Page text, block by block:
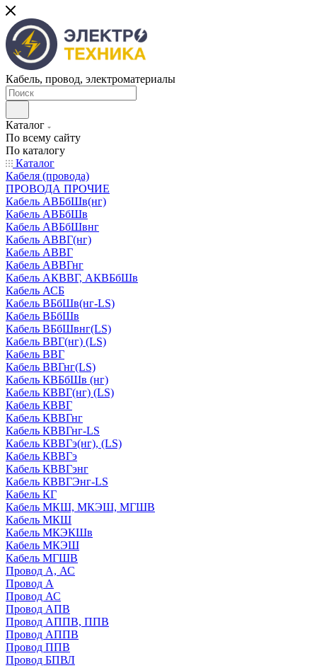
Кабель, провод, электроматериалы
Каталог
По всему сайту
По каталогу
Каталог
Кабеля (провода)
ПРОВОДА ПРОЧИЕ
Кабель АВБбШв(нг)
Кабель АВБбШв
Кабель АВБбШвнг
Кабель АВВГ(нг)
Кабель АВВГ
Кабель АВВГнг
Кабель АКВВГ, АКВБбШв
Кабель АСБ
Кабель ВБбШв(нг-LS)
Кабель ВБбШв
Кабель ВБбШвнг(LS)
Кабель ВВГ(нг) (LS)
Кабель ВВГ
Кабель ВВГнг(LS)
Кабель КВБбШв (нг)
Кабель КВВГ(нг) (LS)
Кабель КВВГ
Кабель КВВГнг
Кабель КВВГнг-LS
Кабель КВВГэ(нг), (LS)
Кабель КВВГэ
Кабель КВВГэнг
Кабель КВВГЭнг-LS
Кабель КГ
Кабель МКШ, МКЭШ, МГШВ
Кабель МКШ
Кабель МКЭКШв
Кабель МКЭШ
Кабель МГШВ
Провод А, АС
Провод А
Провод АС
Провод АПВ
Провод АППВ, ППВ
Провод АППВ
Провод ППВ
Провод БПВЛ